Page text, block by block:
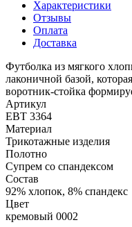
Характеристики
Отзывы
Оплата
Доставка
Футболка из мягкого
лаконичной базой,
воротник-стойка
Артикул
ЕВТ 3364
Материал
Трикотажные изделия
Полотно
Супрем со спандексом
Состав
92% хлопок, 8% спандекс
Цвет
кремовый 0002